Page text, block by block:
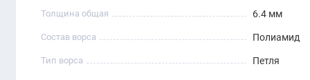
Толщина общая 6.4 мм
Состав ворса Полиамид
Тип ворса Петля